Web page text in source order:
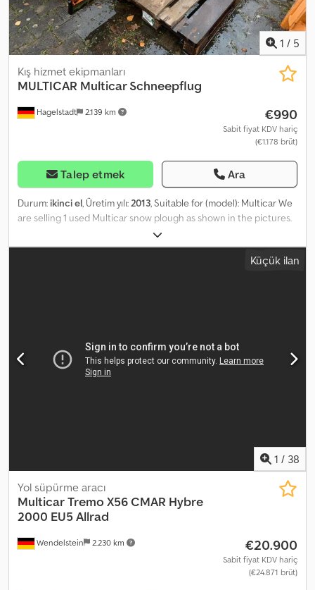
1 / 5
Hagelstadt 2.139 km
Kış hizmet ekipmanları
MULTICAR Multicar Schneepflug
€990
Sabit fiyat KDV hariç
(€1.178 brüt)
Talep etmek Ara
Durum: ikinci el, Üretim yılı:2013, Suitable for (model): Multicar We
are selling 1 used Multicar snow plough as shown in the pictures.
Width: 1.80 meters Hydraulically pivotable to the left/right For
further details, please contact us. Cedpfx Ajqk Rwmobnsha
Küçük ilan
1 / 38
Wendelstein 2.230 km
Yol süpürme aracı
MulticarTremo X56 CMAR Hybre
2000 EU5 Allrad
€20.900
Sabit fiyat KDV hariç
(€24.871 brüt)